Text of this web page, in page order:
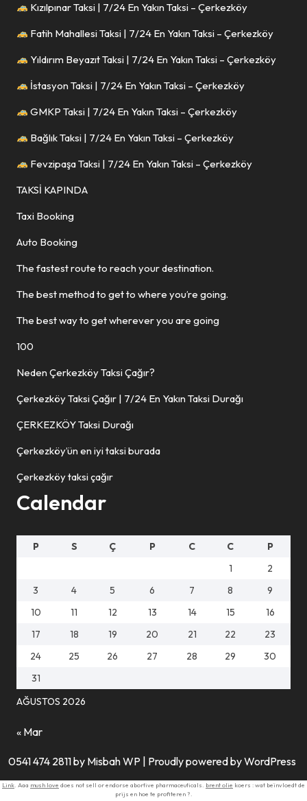
Kızılpınar Taksi | 7/24 En Yakın Taksi – Çerkezköy
Fatih Mahallesi Taksi | 7/24 En Yakın Taksi – Çerkezköy
Yıldırım Beyazıt Taksi | 7/24 En Yakın Taksi – Çerkezköy
İstasyon Taksi | 7/24 En Yakın Taksi – Çerkezköy
GMKP Taksi | 7/24 En Yakın Taksi – Çerkezköy
Bağlık Taksi | 7/24 En Yakın Taksi – Çerkezköy
Fevzipaşa Taksi | 7/24 En Yakın Taksi – Çerkezköy
TAKSİ KAPINDA
Taxi Booking
Auto Booking
The fastest route to reach your destination.
The best method to get to where you’re going.
The best way to get wherever you are going
100
Neden Çerkezköy Taksi Çağır?
Çerkezköy Taksi Çağır | 7/24 En Yakın Taksi Durağı
ÇERKEZKÖY Taksi Durağı
Çerkezköy’ün en iyi taksi burada
Çerkezköy taksi çağır
Calendar
AĞUSTOS 2026
P S Ç P C C
P
1
2
3
4 5 6 7 8
9
10
11 12 13 14 15
16
17
18 19 20 21 22
23
24
25 26 27 28 29
30
31
« Mar
0541 474 2811 by Misbah WP | Proudly powered by WordPress
Link . Aaa mush love does not sell or endorse abortive pharmaceuticals. brent olie koers : wat beïnvloedt de
prijs en hoe te profiteren ?.